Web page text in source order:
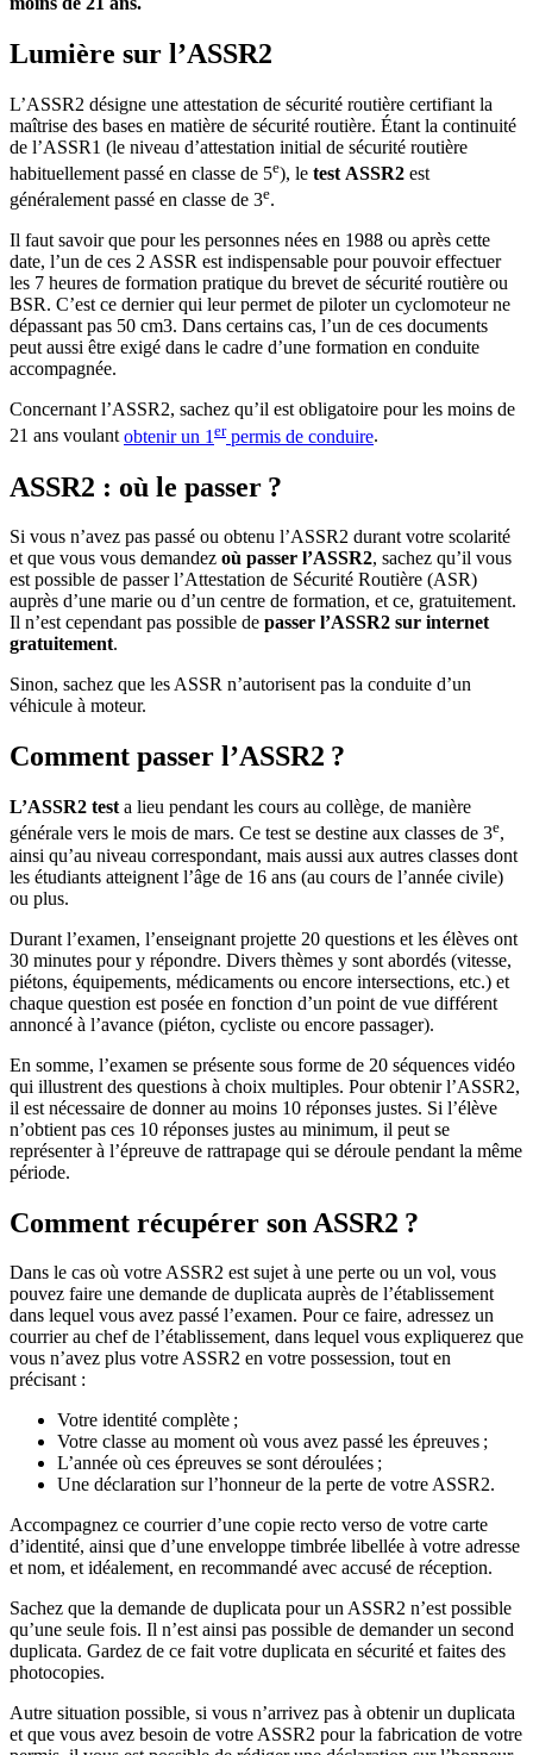
Lumière sur l’ASSR2
L’ASSR2 désigne une attestation de sécurité routière certifiant la
maîtrise des bases en matière de sécurité routière. Étant la continuité
de l’ASSR1 (le niveau d’attestation initial de sécurité routière
habituellement passé en classe de 5e), le test ASSR2 est
généralement passé en classe de 3e.
Il faut savoir que pour les personnes nées en 1988 ou après cette
date, l’un de ces 2 ASSR est indispensable pour pouvoir effectuer
les 7 heures de formation pratique du brevet de sécurité routière ou
BSR. C’est ce dernier qui leur permet de piloter un cyclomoteur ne
dépassant pas 50 cm3. Dans certains cas, l’un de ces documents
peut aussi être exigé dans le cadre d’une formation en conduite
accompagnée.
Concernant l’ASSR2, sachez qu’il est obligatoire pour les moins de
21 ans voulantobtenir un 1 erpermis de conduire.
ASSR2 : où le passer ?
Si vous n’avez pas passé ou obtenu l’ASSR2 durant votre scolarité
et que vous vous demandez où passer l’ASSR2, sachez qu’il vous
est possible de passer l’Attestation de Sécurité Routière (ASR)
auprès d’une marie ou d’un centre de formation, et ce, gratuitement.
Il n’est cependant pas possible de passer l’ASSR2 sur internet
gratuitement.
Sinon, sachez que les ASSR n’autorisent pas la conduite d’un
véhicule à moteur.
Comment passer l’ASSR2 ?
L’ASSR2 test a lieu pendant les cours au collège, de manière
générale vers le mois de mars. Ce test se destine aux classes de 3e,
ainsi qu’au niveau correspondant, mais aussi aux autres classes dont
les étudiants atteignent l’âge de 16 ans (au cours de l’année civile)
ou plus.
Durant l’examen, l’enseignant projette 20 questions et les élèves ont
30 minutes pour y répondre. Divers thèmes y sont abordés (vitesse,
piétons, équipements, médicaments ou encore intersections, etc.) et
chaque question est posée en fonction d’un point de vue différent
annoncé à l’avance (piéton, cycliste ou encore passager).
En somme, l’examen se présente sous forme de 20 séquences vidéo
qui illustrent des questions à choix multiples. Pour obtenir l’ASSR2,
il est nécessaire de donner au moins 10 réponses justes. Si l’élève
n’obtient pas ces 10 réponses justes au minimum, il peut se
représenter à l’épreuve de rattrapage qui se déroule pendant la même
période.
Comment récupérer son ASSR2 ?
Dans le cas où votre ASSR2 est sujet à une perte ou un vol, vous
pouvez faire une demande de duplicata auprès de l’établissement
dans lequel vous avez passé l’examen. Pour ce faire, adressez un
courrier au chef de l’établissement, dans lequel vous expliquerez que
vous n’avez plus votre ASSR2 en votre possession, tout en
précisant :
Votre identité complète ;
Votre classe au moment où vous avez passé les épreuves ;
L’année où ces épreuves se sont déroulées ;
Une déclaration sur l’honneur de la perte de votre ASSR2.
Accompagnez ce courrier d’une copie recto verso de votre carte
d’identité, ainsi que d’une enveloppe timbrée libellée à votre adresse
et nom, et idéalement, en recommandé avec accusé de réception.
Sachez que la demande de duplicata pour un ASSR2 n’est possible
qu’une seule fois. Il n’est ainsi pas possible de demander un second
duplicata. Gardez de ce fait votre duplicata en sécurité et faites des
photocopies.
Autre situation possible, si vous n’arrivez pas à obtenir un duplicata
et que vous avez besoin de votre ASSR2 pour la fabrication de votre